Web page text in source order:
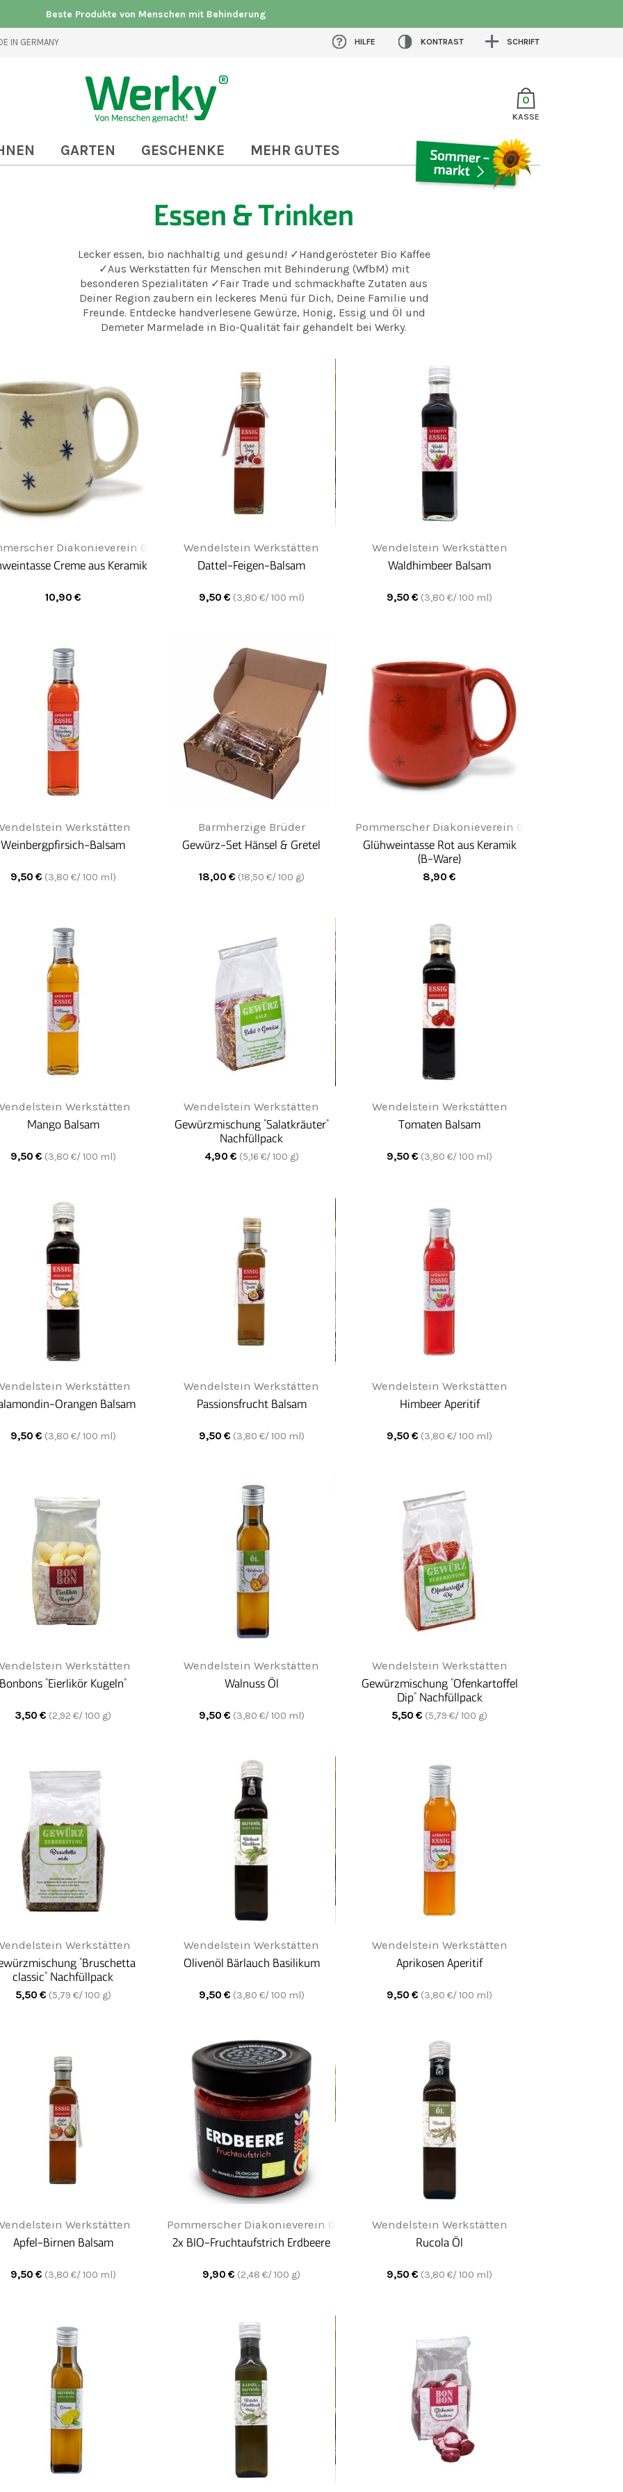
Beste Produkte von Menschen mit Behinderung
IN GERMANY HILFE KONTRAST SCHRIFT
0
KASSE
GARTEN GESCHENKE MEHR GUTES
Essen & Trinken
Lecker essen, bio nachhaltig und gesund! ✓Handgerösteter Bio Kaffee
✓Aus Werkstätten für Menschen mit Behinderung (WfbM) mit
besonderen Spezialitäten ✓Fair Trade und schmackhafte Zutaten aus
Deiner Region zaubern ein leckeres Menü für Dich, Deine Familie und
Freunde. Entdecke handverlesene Gewürze, Honig, Essig und Öl und
Demeter Marmelade in Bio-Qualität fair gehandelt bei Werky.
Diakonieverein Greifenwerkstatt
Creme aus Keramik
10,90 €
Wendelstein Werkstätten
Dattel-Feigen-Balsam
9,50 € (3,80 €/ 100 ml)
Wendelstein Werkstätten
Waldhimbeer Balsam
9,50 € (3,80 €/ 100 ml)
Werkstätten
Weinbergpfirsich-Balsam
9,50 € (3,80 €/ 100 ml)
Barmherzige Brüder
Gewürz-Set Hänsel & Gretel
18,00 € (18,50 €/ 100 g)
Pommerscher Diakonieverein Greifenwerkstatt
Glühweintasse Rot aus Keramik
(B-Ware)
8,90 €
Werkstätten
Mango Balsam
9,50 € (3,80 €/ 100 ml)
Wendelstein Werkstätten
Gewürzmischung "Salatkräuter"
Nachfüllpack
4,90 € (5,16 €/ 100 g)
Wendelstein Werkstätten
Tomaten Balsam
9,50 € (3,80 €/ 100 ml)
Werkstätten
Orangen Balsam
9,50 € (3,80 €/ 100 ml)
Wendelstein Werkstätten
Passionsfrucht Balsam
9,50 € (3,80 €/ 100 ml)
Wendelstein Werkstätten
Himbeer Aperitif
9,50 € (3,80 €/ 100 ml)
Werkstätten
Bonbons "Eierlikör Kugeln"
3,50 € (2,92 €/ 100 g)
Wendelstein Werkstätten
Walnuss Öl
9,50 € (3,80 €/ 100 ml)
Wendelstein Werkstätten
Gewürzmischung "Ofenkartoffel
Dip" Nachfüllpack
5,50 € (5,79 €/ 100 g)
Werkstätten
"Bruschetta
classic" Nachfüllpack
5,50 € (5,79 €/ 100 g)
Wendelstein Werkstätten
Olivenöl Bärlauch Basilikum
9,50 € (3,80 €/ 100 ml)
Wendelstein Werkstätten
Aprikosen Aperitif
9,50 € (3,80 €/ 100 ml)
Werkstätten
Apfel-Birnen Balsam
9,50 € (3,80 €/ 100 ml)
Pommerscher Diakonieverein Greifenwerkstatt
2x BIO-Fruchtaufstrich Erdbeere
9,90 € (2,48 €/ 100 g)
Wendelstein Werkstätten
Rucola Öl
9,50 € (3,80 €/ 100 ml)